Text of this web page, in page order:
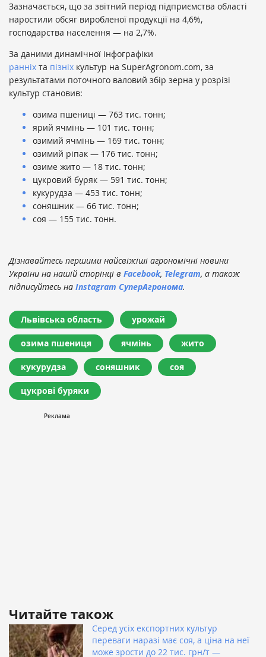
Зазначається, що за звітний період підприємства області
наростили обсяг виробленої продукції на 4,6%,
господарства населення — на 2,7%.
За даними динамічної інфографіки
ранніх та пізніх культур на SuperAgronom.com, за
результатами поточного валовий збір зерна у розрізі
культур становив:
озима пшениці — 763 тис. тонн;
ярий ячмінь — 101 тис. тонн;
озимий ячмінь — 169 тис. тонн;
озимий ріпак — 176 тис. тонн;
озиме жито — 18 тис. тонн;
цукровий буряк — 591 тис. тонн;
кукурудза — 453 тис. тонн;
соняшник — 66 тис. тонн;
соя — 155 тис. тонн.
Дізнавайтесь першими найсвіжіші агрономічні новини
України на нашій сторінці в Facebook, Telegram, а також
підписуйтесь на Instagram СуперАгронома.
Львівська область урожай
озима пшениця ячмінь жито
кукурудза соняшник соя
цукрові буряки
Читайте також
Серед усіх експортних культур
переваги наразі має соя, а ціна на неї
може зрости до 22 тис. грн/т —